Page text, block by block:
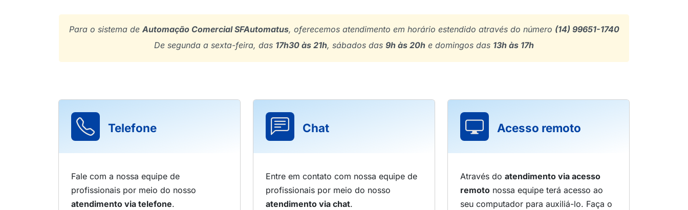
Para o sistema de Automação Comercial SFAutomatus, oferecemos atendimento em horário estendido através do número (14) 99651-1740
De segunda a sexta-feira, das 17h30 às 21h, sábados das 9h às 20h e domingos das 13h às 17h
Telefone
Fale com a nossa equipe de
profissionais por meio do nosso
atendimento via telefone.
Chat
Entre em contato com nossa equipe de
profissionais por meio do nosso
atendimento via chat.
Acesso remoto
Através do atendimento via acesso
remoto nossa equipe terá acesso ao
seu computador para auxiliá-lo. Faça o